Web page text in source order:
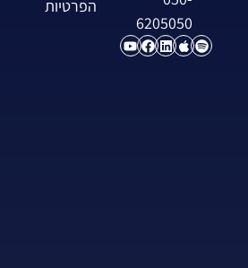
6205050
הפרטיות